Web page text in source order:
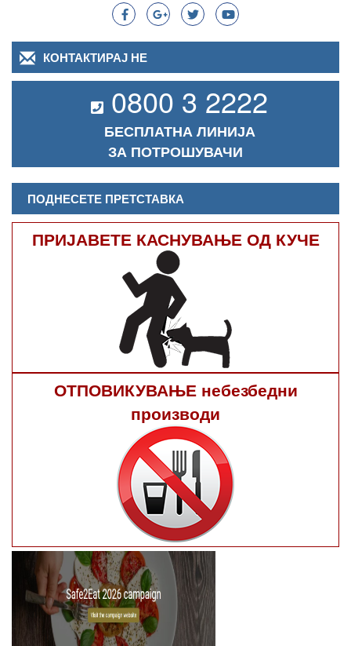
КОНТАКТИРАЈ НЕ
0800 3 2222
БЕСПЛАТНА ЛИНИЈА
ЗА ПОТРОШУВАЧИ
ПОДНЕСЕТЕ ПРЕТСТАВКА
ПРИЈАВЕТЕ КАСНУВАЊЕ ОД КУЧЕ
ОТПОВИКУВАЊЕ небезбедни
производи